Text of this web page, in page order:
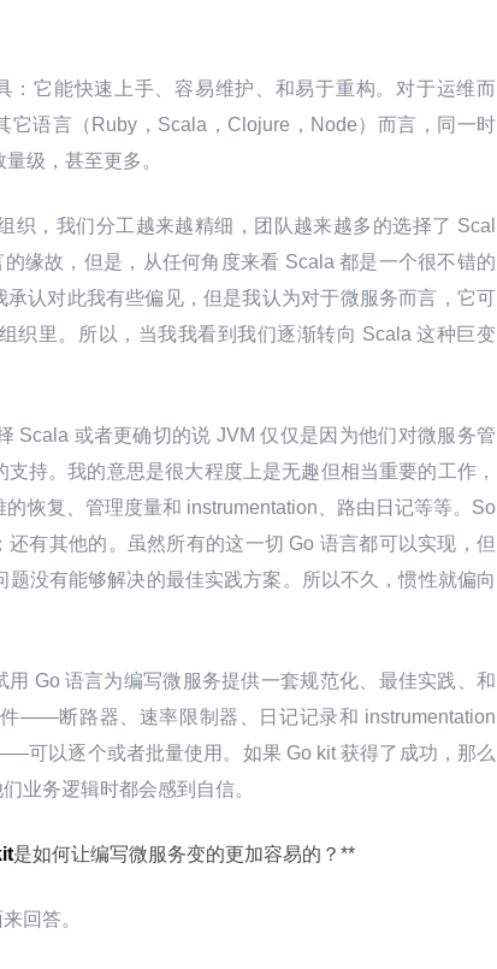
：它能快速上手、容易维护、和易于重构。对于运维而
它语言（Ruby，Scala，Clojure，Node）而言，同一时
级，甚至更多。
织，我们分工越来越精细，团队越来越多的选择了 Scal
缘故，但是，从任何角度来看 Scala 都是一个很不错的
认对此我有些偏见，但是我认为对于微服务而言，它可
织里。所以，当我我看到我们逐渐转向 Scala 这种巨变
Scala 或者更确切的说 JVM 仅仅是因为他们对微服务管
持。我的意思是很大程度上是无趣但相当重要的工作，
恢复、管理度量和 instrumentation、路由日记等等。So
有其他的。虽然所有的这一切 Go 语言都可以实现，但
没有能够解决的最佳实践方案。所以不久，惯性就偏向
Go 语言为编写微服务提供一套规范化、最佳实践、和
——断路器、速率限制器、日记记录和 instrumentation
可以逐个或者批量使用。如果 Go kit 获得了成功，那么
业务逻辑时都会感到自信。
是如何让编写微服务变的更加容易的？**
回答。